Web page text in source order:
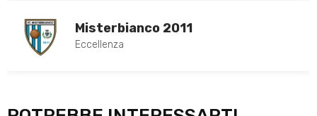
Misterbianco 2011
Eccellenza